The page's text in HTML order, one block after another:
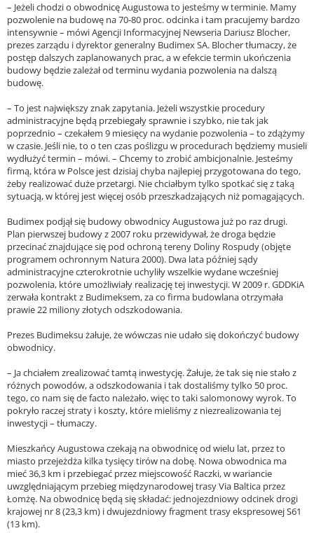
– Jeżeli chodzi o obwodnicę Augustowa to jesteśmy w terminie. Mamy
pozwolenie na budowę na 70-80 proc. odcinka i tam pracujemy bardzo
intensywnie – mówi Agencji Informacyjnej Newseria Dariusz Blocher,
prezes zarządu i dyrektor generalny Budimex SA. Blocher tłumaczy, że
postęp dalszych zaplanowanych prac, a w efekcie termin ukończenia
budowy będzie zależał od terminu wydania pozwolenia na dalszą
budowę.
– To jest największy znak zapytania. Jeżeli wszystkie procedury
administracyjne będą przebiegały sprawnie i szybko, nie tak jak
poprzednio – czekałem 9 miesięcy na wydanie pozwolenia – to zdążymy
w czasie. Jeśli nie, to o ten czas poślizgu w procedurach będziemy musieli
wydłużyć termin – mówi. – Chcemy to zrobić ambicjonalnie. Jesteśmy
firmą, która w Polsce jest dzisiaj chyba najlepiej przygotowana do tego,
żeby realizować duże przetargi. Nie chciałbym tylko spotkać się z taką
sytuacją, w której jest więcej osób przeszkadzających niż pomagających.
Budimex podjął się budowy obwodnicy Augustowa już po raz drugi.
Plan pierwszej budowy z 2007 roku przewidywał, że droga będzie
przecinać znajdujące się pod ochroną tereny Doliny Rospudy (objęte
programem ochronnym Natura 2000). Dwa lata później sądy
administracyjne czterokrotnie uchyliły wszelkie wydane wcześniej
pozwolenia, które umożliwiały realizację tej inwestycji. W 2009 r. GDDKiA
zerwała kontrakt z Budimeksem, za co firma budowlana otrzymała
prawie 22 miliony złotych odszkodowania.
Prezes Budimeksu żałuje, że wówczas nie udało się dokończyć budowy
obwodnicy.
– Ja chciałem zrealizować tamtą inwestycję. Żałuje, że tak się nie stało z
różnych powodów, a odszkodowania i tak dostaliśmy tylko 50 proc.
tego, co nam się de facto należało, więc to taki salomonowy wyrok. To
pokryło raczej straty i koszty, które mieliśmy z niezrealizowania tej
inwestycji – tłumaczy.
Mieszkańcy Augustowa czekają na obwodnicę od wielu lat, przez to
miasto przejeżdża kilka tysięcy tirów na dobę. Nowa obwodnica ma
mieć 36,3 km i przebiegać przez miejscowość Raczki, w wariancie
uwzględniającym przebieg międzynarodowej trasy Via Baltica przez
Łomżę. Na obwodnicę będą się składać: jednojezdniowy odcinek drogi
krajowej nr 8 (23,3 km) i dwujezdniowy fragment trasy ekspresowej S61
(13 km).